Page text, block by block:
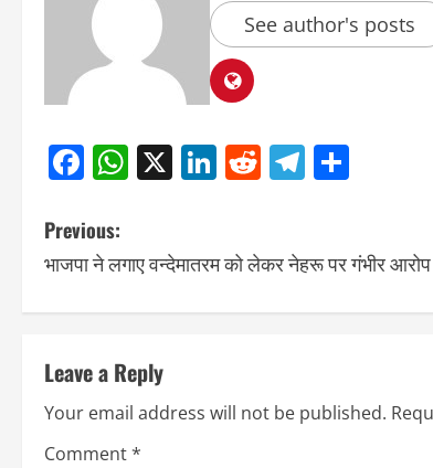
See author's posts
Facebook
WhatsApp
X LinkedIn
Reddit
Previous:
भाजपा ने लगाए वन्देमातरम को लेकर नेहरू पर गंभीर आरोप
Leave a Reply
Your email address will not be published.
Comment*